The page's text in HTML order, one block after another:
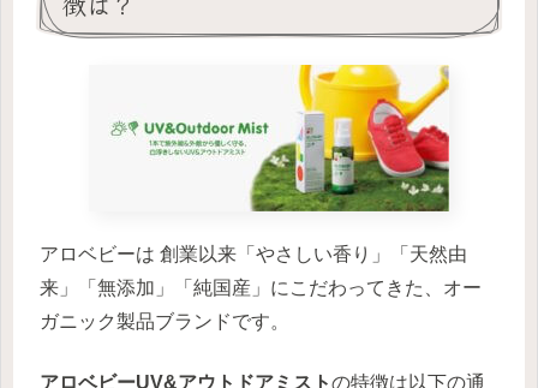
アロベビーは 創業以来「やさしい香り」「天然由
来」「無添加」「純国産」にこだわってきた、オー
ガニック製品ブランドです。
アロベビーUV&アウトドアミストの特徴は以下の通